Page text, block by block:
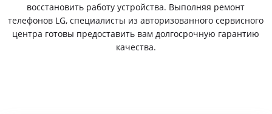
восстановить работу устройства. Выполняя ремонт
телефонов LG, специалисты из авторизованного сервисного
центра готовы предоставить вам долгосрочную гарантию
качества.